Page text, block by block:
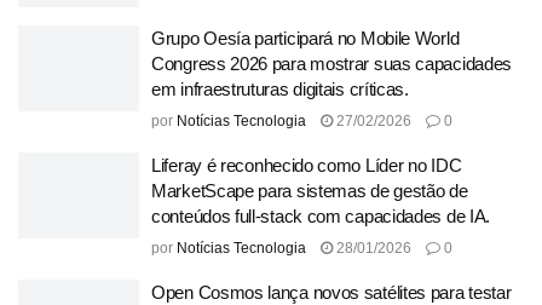
Grupo Oesía participará no Mobile World
Congress 2026 para mostrar suas capacidades
em infraestruturas digitais críticas.
por Notícias Tecnologia 27/02/2026 0
Liferay é reconhecido como Líder no IDC
MarketScape para sistemas de gestão de
conteúdos full-stack com capacidades de IA.
por Notícias Tecnologia 28/01/2026 0
Open Cosmos lança novos satélites para testar